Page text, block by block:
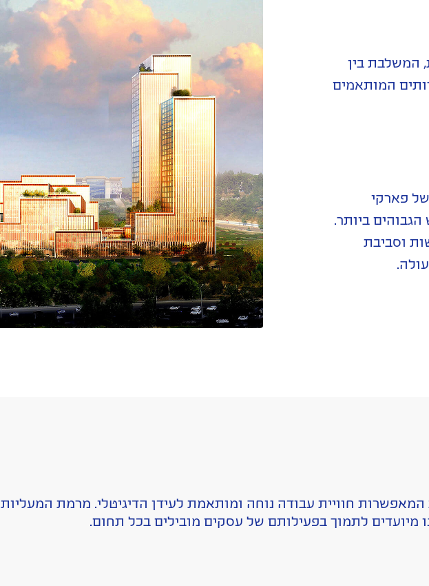
המשלבת בין
המותאמים
פארקי
הגבוהים ביותר.
וסביבת
חוויית עבודה נוחה ומותאמת לעידן הדיגיטלי. מרמת המעליות
מיועדים לתמוך בפעילותם של עסקים מובילים בכל תחום.